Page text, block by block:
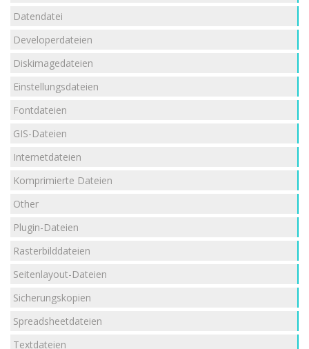
Datendatei
Developerdateien
Diskimagedateien
Einstellungsdateien
Fontdateien
GIS-Dateien
Internetdateien
Komprimierte Dateien
Other
Plugin-Dateien
Rasterbilddateien
Seitenlayout-Dateien
Sicherungskopien
Spreadsheetdateien
Textdateien